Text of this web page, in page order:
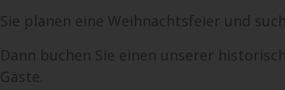
Sie planen eine Weihnachtsfeier und
Dann buchen Sie einen unserer
Gäste.